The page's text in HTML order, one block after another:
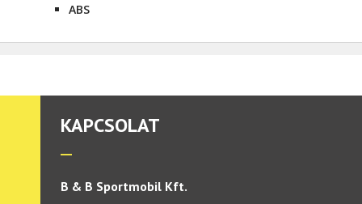
ABS
KAPCSOLAT
B & B Sportmobil Kft.